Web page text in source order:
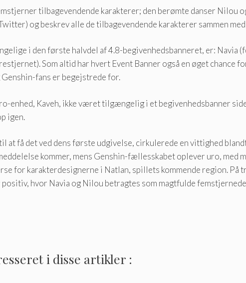
tilbagevendende karakterer; den berømte danser Nilou
og beskrev alle de tilbagevendende karakterer sammen
i den første halvdel af 4.8-begivenhedsbanneret, er: Navia
Som altid har hvert Event Banner også en øget chance
fans er begejstrede for.
enhed, Kaveh, ikke været tilgængelig i et begivenhedsbanner
igen.
at få det ved dens første udgivelse, cirkulerede en vittighed
kommer, mens Genshin-fællesskabet oplever uro, med
for karakterdesignerne i Natlan, spillets kommende region. På
hvor Navia og Nilou betragtes som magtfulde
i disse artikler :